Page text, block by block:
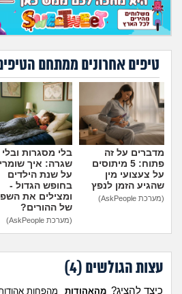
טיפים אחרונים ממתחם
מדברים על זה
פתוח: 5 מיתוסים
על צעצועי מין
שהגיע הזמן לנפץ
(מערכת AskPeople)
בלי מסגרות ובלי
שגרה: איך
על שנת הילדים
בחופש הגדול -
ומצילים את
של ההורים?
(מערכת AskPeople)
עצות הגולשים (4
)
כיצד להציג? מהאהודות מהפחות